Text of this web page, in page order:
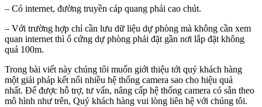
– Có internet, đường truyền cáp quang phải cao chút.
– Với trường hợp chỉ cần lưu dữ liệu dự phòng mà không cần xem
quan internet thì ổ cứng dự phòng phải đặt gần nơi lắp đặt không
quá 100m.
Trong bài viết này chúng tôi muốn giới thiệu tới quý khách hàng
một giải pháp kết nối nhiều hệ thống camera sao cho hiệu quả
nhất. Để được hỗ trợ, tư vấn, nâng cấp hệ thống camera có sẵn theo
mô hình như trên, Quý khách hàng vui lòng liên hệ với chúng tôi.